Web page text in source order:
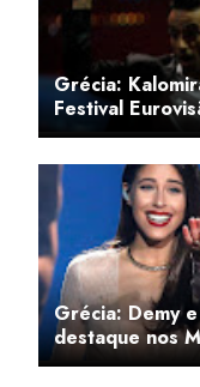
Grécia:
Festival
Grécia: Demy
destaque nos